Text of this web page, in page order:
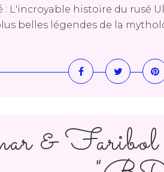
: L'incroyable histoire du rusé
belles légendes de la
&